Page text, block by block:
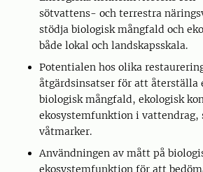
sötvattens- och terrestra
stödja biologisk mångfald och
både lokal och landskapsskala.
Potentialen hos olika
åtgärdsinsatser för att återställa
biologisk mångfald, ekologisk
ekosystemfunktion i vattendrag,
våtmarker.
Användningen av mått på
ekosystemfunktion för att